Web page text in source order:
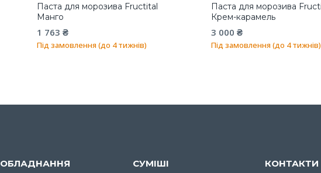
Паста для морозива Fructital
Манго
1 763 ₴
Під замовлення (до 4 тижнів)
Паста для морозива
Крем-карамель
3 000 ₴
Під замовлення (до 4 тижнів)
ОБЛАДНАННЯ СУМІШІ КОНТАКТИ